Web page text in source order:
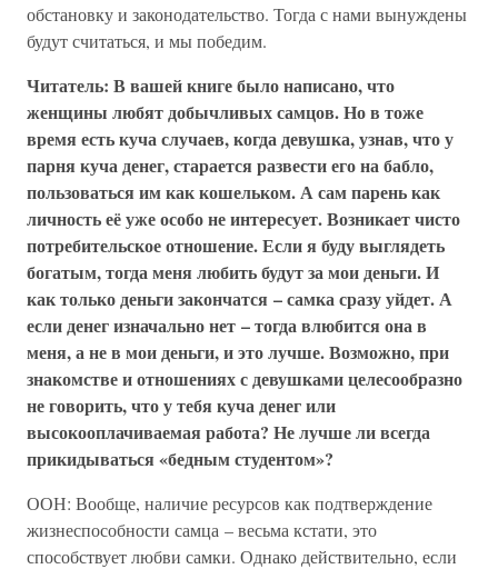
обстановку и законодательство. Тогда с нами вынуждены
будут считаться, и мы победим.
Читатель: В вашей книге было написано, что
женщины любят добычливых самцов. Но в тоже
время есть куча случаев, когда девушка, узнав, что у
парня куча денег, старается развести его на бабло,
пользоваться им как кошельком. А сам парень как
личность её уже особо не интересует. Возникает чисто
потребительское отношение. Если я буду выглядеть
богатым, тогда меня любить будут за мои деньги. И
как только деньги закончатся – самка сразу уйдет. А
если денег изначально нет – тогда влюбится она в
меня, а не в мои деньги, и это лучше. Возможно, при
знакомстве и отношениях с девушками целесообразно
не говорить, что у тебя куча денег или
высокооплачиваемая работа? Не лучше ли всегда
прикидываться «бедным студентом»?
ООН: Вообще, наличие ресурсов как подтверждение
жизнеспособности самца – весьма кстати, это
способствует любви самки. Однако действительно, если